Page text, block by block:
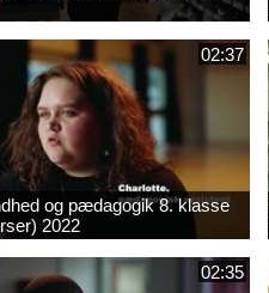
02:37
og pædagogik 8. klasse
2022
02:35